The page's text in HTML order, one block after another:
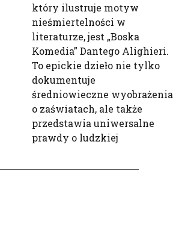
który ilustruje motyw
nieśmiertelności w
literaturze, jest „Boska
Komedia” Dantego Alighieri.
To epickie dzieło nie tylko
dokumentuje
średniowieczne wyobrażenia
o zaświatach, ale także
przedstawia uniwersalne
prawdy o ludzkiej